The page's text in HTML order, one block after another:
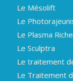
Le Mésolift
Le
Le Plasma
Le Sculptra
Le traitement
Le Traitement